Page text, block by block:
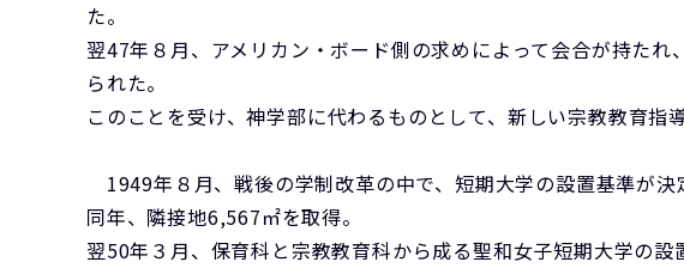
た。
翌47年８月、アメリカン・ボード側の求めによって会合が持た
られた。
このことを受け、神学部に代わるものとして、新しい宗教教育指
1949年８月、戦後の学制改革の中で、短期大学の設置基準が
同年、隣接地6,567㎡を取得。
翌50年３月、保育科と宗教教育科から成る聖和女子短期大学の設